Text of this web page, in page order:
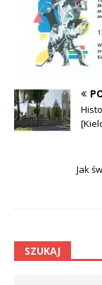
Jak
SZUKAJ